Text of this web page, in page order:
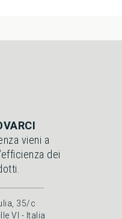
vieni a
dei
35/c
VI - Italia